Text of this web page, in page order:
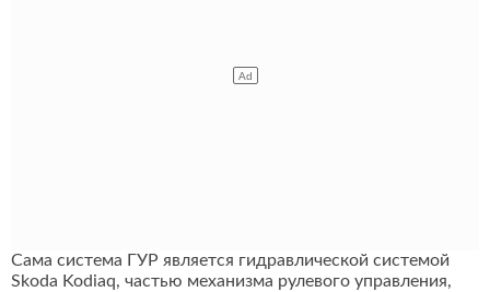
Сама система ГУР является гидравлической системой
Skoda Kodiaq, частью механизма рулевого управления,